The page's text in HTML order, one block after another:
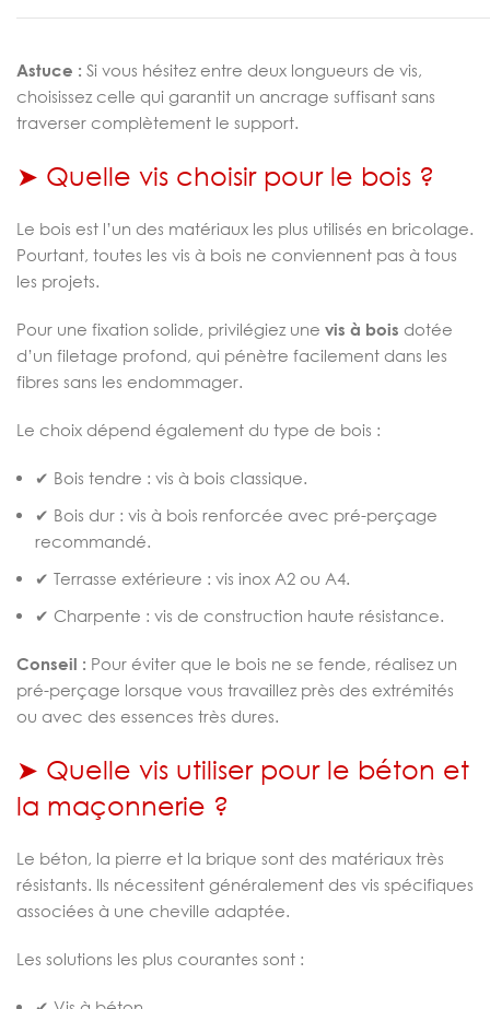
Astuce : Si vous hésitez entre deux longueurs de vis,
choisissez celle qui garantit un ancrage suffisant sans
traverser complètement le support.
➤ Quelle vis choisir pour le bois ?
Le bois est l’un des matériaux les plus utilisés en bricolage.
Pourtant, toutes les vis à bois ne conviennent pas à tous
les projets.
Pour une fixation solide, privilégiez une vis à bois dotée
d’un filetage profond, qui pénètre facilement dans les
fibres sans les endommager.
Le choix dépend également du type de bois :
✔ Bois tendre : vis à bois classique.
✔ Bois dur : vis à bois renforcée avec pré-perçage
recommandé.
✔ Terrasse extérieure : vis inox A2 ou A4.
✔ Charpente : vis de construction haute résistance.
Conseil : Pour éviter que le bois ne se fende, réalisez un
pré-perçage lorsque vous travaillez près des extrémités
ou avec des essences très dures.
➤ Quelle vis utiliser pour le béton et
la maçonnerie ?
Le béton, la pierre et la brique sont des matériaux très
résistants. Ils nécessitent généralement des vis spécifiques
associées à une cheville adaptée.
Les solutions les plus courantes sont :